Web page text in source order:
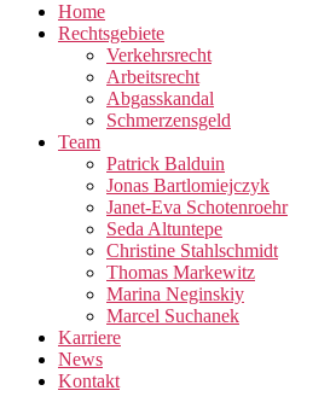
Home
Rechtsgebiete
Verkehrsrecht
Arbeitsrecht
Abgasskandal
Schmerzensgeld
Team
Patrick Balduin
Jonas Bartlomiejczyk
Janet-Eva Schotenroehr
Seda Altuntepe
Christine Stahlschmidt
Thomas Markewitz
Marina Neginskiy
Marcel Suchanek
Karriere
News
Kontakt